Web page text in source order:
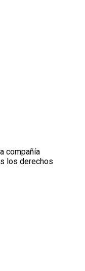
compañía
los derechos